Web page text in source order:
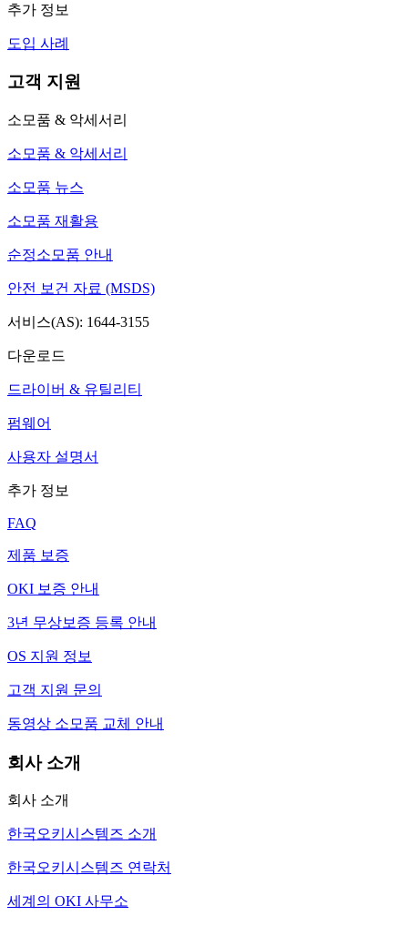
추가 정보
도입 사례
고객 지원
소모품 & 악세서리
소모품 & 악세서리
소모품 뉴스
소모품 재활용
순정소모품 안내
안전 보건 자료 (MSDS)
서비스(AS): 1644-3155
다운로드
드라이버 & 유틸리티
펌웨어
사용자 설명서
추가 정보
FAQ
제품 보증
OKI 보증 안내
3년 무상보증 등록 안내
OS 지원 정보
고객 지원 문의
동영상 소모품 교체 안내
회사 소개
회사 소개
한국오키시스템즈 소개
한국오키시스템즈 연락처
세계의 OKI 사무소